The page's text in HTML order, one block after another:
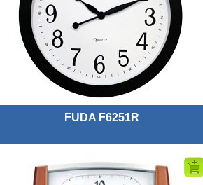
FUDA F6251R